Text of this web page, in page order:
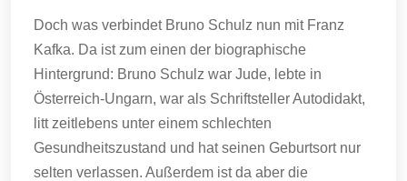
Doch was verbindet Bruno Schulz nun mit Franz
Kafka. Da ist zum einen der biographische
Hintergrund: Bruno Schulz war Jude, lebte in
Österreich-Ungarn, war als Schriftsteller Autodidakt,
litt zeitlebens unter einem schlechten
Gesundheitszustand und hat seinen Geburtsort nur
selten verlassen. Außerdem ist da aber die